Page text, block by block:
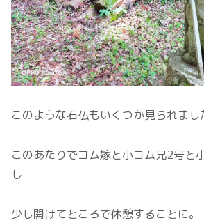
このような石仏もいくつか見られまし
このあたりでコム嫁と小コム兄2号と
し
少し開けてところで休憩することに。